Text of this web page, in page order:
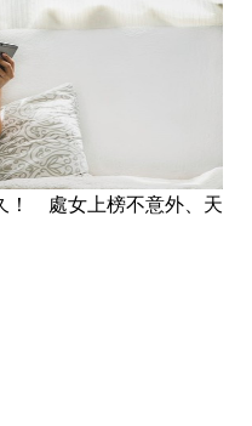
！ 處女上榜不意外、天